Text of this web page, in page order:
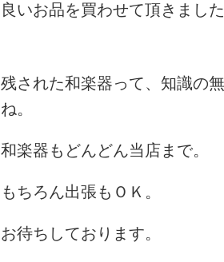
良いお品を買わせて頂きました
残された和楽器って、知識の
ね。
和楽器もどんどん当店まで。
もちろん出張もＯＫ。
お待ちしております。